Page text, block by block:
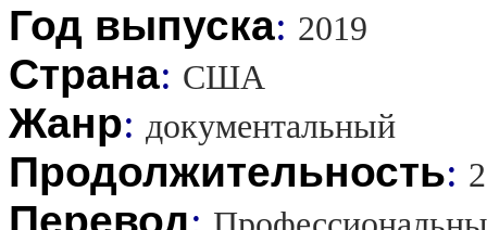
Год выпуска: 2019
Страна: США
Жанр: документальный
Продолжительность:
Перевод: